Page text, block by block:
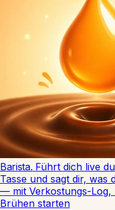
Barista. Führt dich live
Tasse und sagt dir, was
— mit Verkostungs-Log,
Brühen starten